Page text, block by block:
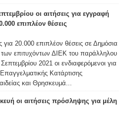
οι αιτήσεις για εγγραφή
επιπλέον θέσεις
για 20.000 επιπλέον θέσεις σε Δημόσια
επιτυχόντων ΔΙΕΚ του παράλληλου
2021 οι ενδιαφερόμενοι για
Κατάρτισης
και Θρησκευμά...
οι αιτήσεις πρόσληψης για μέλη